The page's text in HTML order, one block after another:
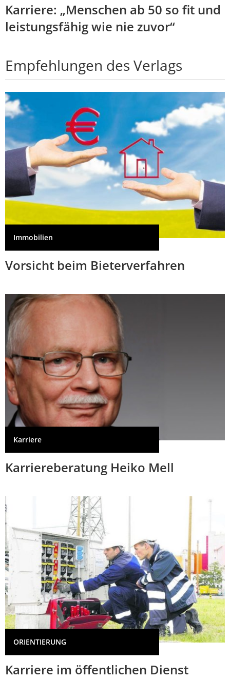
Karriere: „Menschen ab 50 so fit und
leistungsfähig wie nie zuvor“
Empfehlungen des Verlags
Immobilien
Vorsicht beim Bieterverfahren
Karriere
Karriereberatung Heiko Mell
ORIENTIERUNG
Karriere im öffentlichen Dienst